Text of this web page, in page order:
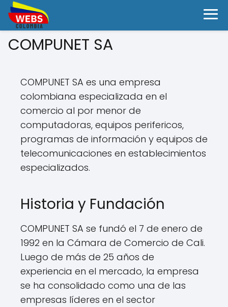
COMPUNET SA
COMPUNET SA es una empresa
colombiana especializada en el
comercio al por menor de
computadoras, equipos perifericos,
programas de información y equipos de
telecomunicaciones en establecimientos
especializados.
Historia y Fundación
COMPUNET SA se fundó el 7 de enero de
1992 en la Cámara de Comercio de Cali.
Luego de más de 25 años de
experiencia en el mercado, la empresa
se ha consolidado como una de las
empresas líderes en el sector